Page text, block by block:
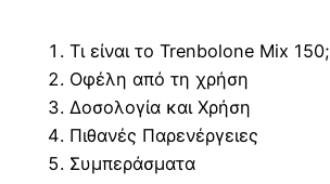
Τι είναι το Trenbolone Mix 150;
Οφέλη από τη χρήση
Δοσολογία και Χρήση
Πιθανές Παρενέργειες
Συμπεράσματα